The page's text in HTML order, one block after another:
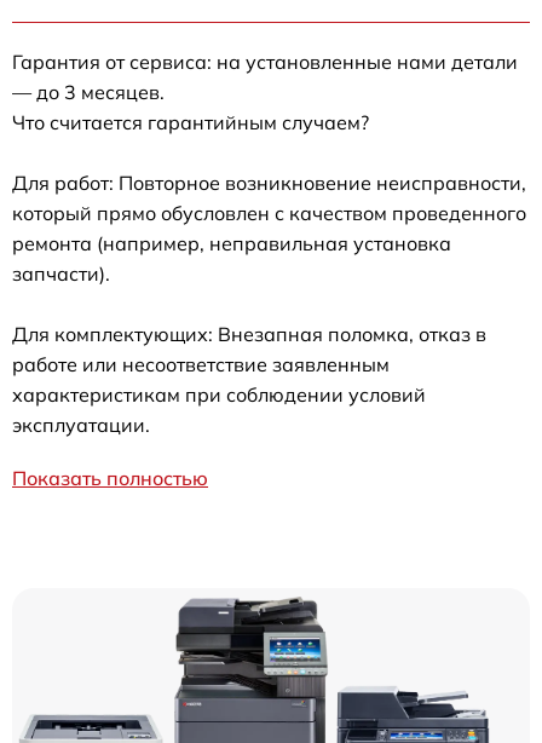
Гарантия от сервиса: на установленные нами детали
— до 3 месяцев.
Что считается гарантийным случаем?
Для работ: Повторное возникновение неисправности,
который прямо обусловлен с качеством проведенного
ремонта (например, неправильная установка
запчасти).
Для комплектующих: Внезапная поломка, отказ в
работе или несоответствие заявленным
характеристикам при соблюдении условий
эксплуатации.
Показать полностью